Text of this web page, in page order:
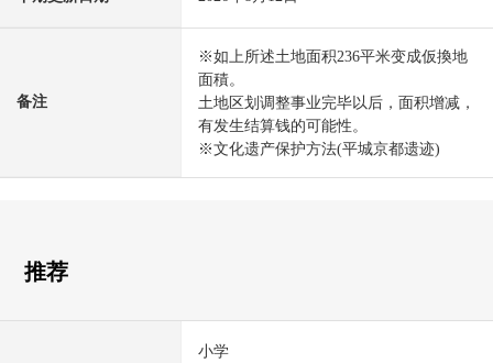
备注
※如上所述土地面积236平米变成仮換地
面積。
土地区划调整事业完毕以后，面积增减，
有发生结算钱的可能性。
※文化遗产保护方法(平城京都遗迹)
推荐
小学